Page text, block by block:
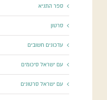
ספר התניא
סרטון
עדכונים חשובים
עם ישראל סיכומים
עם ישראל סרטונים